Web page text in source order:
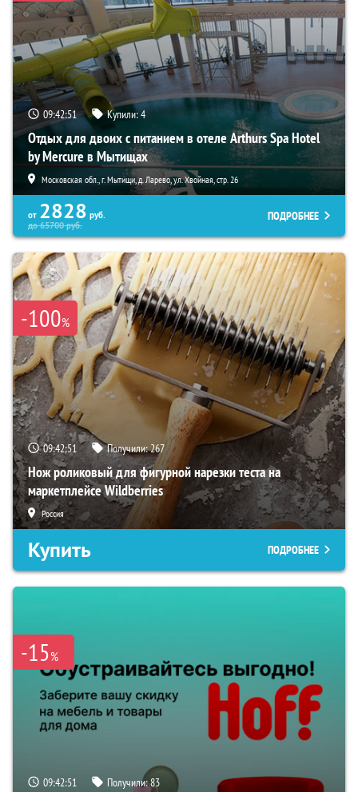
09:42:50 Купили:4
Отдых для двоих с питанием в отеле Arthurs Spa Hotel
by Mercure в Мытищах
Московская обл., г. Мытищи, д. Ларево, ул. Хвойная, стр. 26
от 2828 руб.
до65700руб.
ПОДРОБНЕЕ
-100%
09:42:50 Получили:267
Нож роликовый для фигурной нарезки теста на
маркетплейсе Wildberries
Россия
Купить ПОДРОБНЕЕ
-15%
09:42:50 Получили:83